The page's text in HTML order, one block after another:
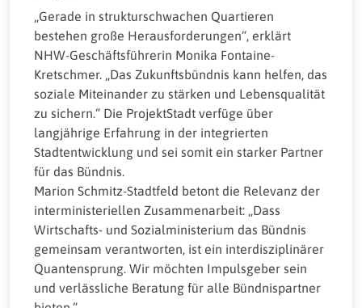
„Gerade in strukturschwachen Quartieren
bestehen große Herausforderungen“, erklärt
NHW-Geschäftsführerin Monika Fontaine-
Kretschmer. „Das Zukunftsbündnis kann helfen, das
soziale Miteinander zu stärken und Lebensqualität
zu sichern.“ Die ProjektStadt verfüge über
langjährige Erfahrung in der integrierten
Stadtentwicklung und sei somit ein starker Partner
für das Bündnis.
Marion Schmitz-Stadtfeld betont die Relevanz der
interministeriellen Zusammenarbeit: „Dass
Wirtschafts- und Sozialministerium das Bündnis
gemeinsam verantworten, ist ein interdisziplinärer
Quantensprung. Wir möchten Impulsgeber sein
und verlässliche Beratung für alle Bündnispartner